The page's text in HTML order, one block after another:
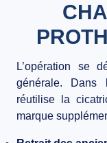
L’opération se
générale.
réutilise la
marque